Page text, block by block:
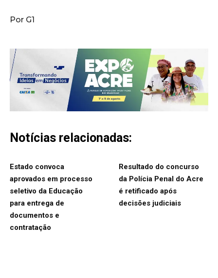
Por G1
Notícias relacionadas:
Estado convoca
aprovados em processo
seletivo da Educação
para entrega de
documentos e
contratação
Resultado do concurso
da Polícia Penal do Acre
é retificado após
decisões judiciais